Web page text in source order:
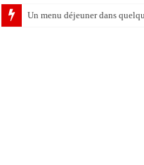
Un menu déjeuner dans